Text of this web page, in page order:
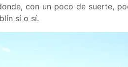
con un poco de suerte,
sí o sí.